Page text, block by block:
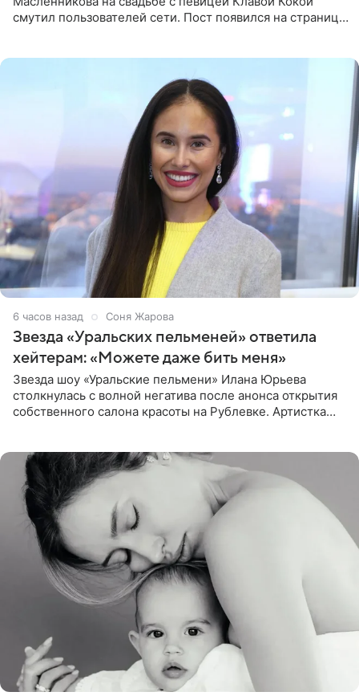
смутил пользователей сети. Пост появился на странице
6 часов назад Соня Жарова
Звезда «Уральских пельменей» ответила
хейтерам: «Можете даже бить меня»
Звезда шоу «Уральские пельмени» Илана Юрьева
столкнулась с волной негатива после анонса открытия
собственного салона красоты на Рублевке. Артистка